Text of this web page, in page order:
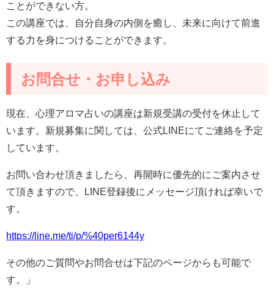
ことができない方。
この講座では、自分自身の内側を癒し、未来に向けて前進
する力を身につけることができます。
お問合せ・お申し込み
現在、心理アロマ占いの講座は新規受講の受付を休止して
います。新規募集に関しては、公式LINEにてご連絡を予定
しています。
お問い合わせ頂きましたら、再開時に優先的にご案内させ
て頂きますので、LINE登録後にメッセージ頂ければ幸いで
す。
https://line.me/ti/p/%40per6144y
その他のご質問やお問合せは下記のページからも可能で
す。」